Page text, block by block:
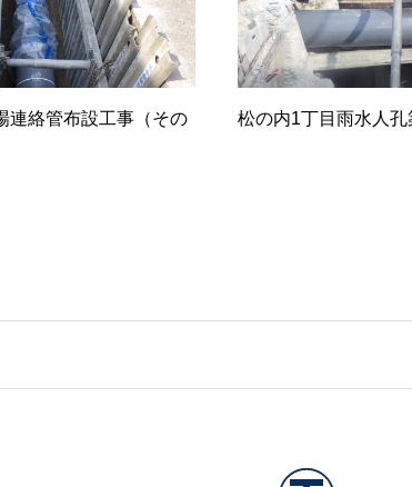
連絡管布設工事（その
松の内1丁目雨水人孔